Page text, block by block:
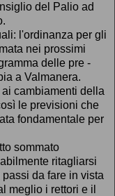
del Palio ad
l'ordinanza per gli
nei prossimi
delle pre -
a Valmanera.
cambiamenti della
le previsioni che
fondamentale per
sommato
ritagliarsi
da fare in vista
meglio i rettori e il